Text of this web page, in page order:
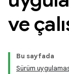
ve
Bu sayfada
Sürüm